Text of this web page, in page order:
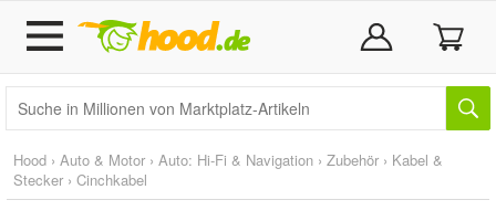
Hood › Auto & Motor › Auto: Hi-Fi & Navigation › Zubehör › Kabel &
Stecker › Cinchkabel